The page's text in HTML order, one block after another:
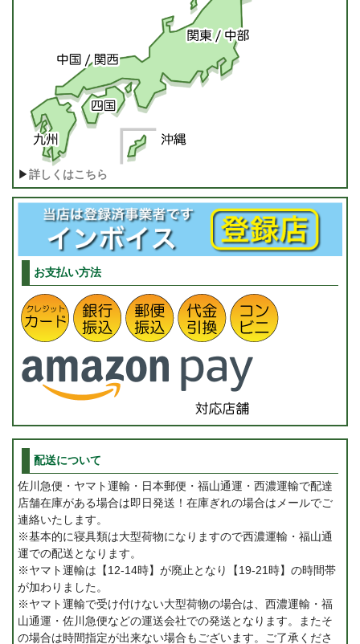
▶詳しくはこちら
お支払い方法
配送について
佐川急便・ヤマト運輸・日本郵便・福山通運・西濃運輸で配達
店舗在庫がある場合は即日発送！在庫ぎれの場合はメールでご
連絡いたします。
※基本的に寝具類は大型荷物になりますので西濃運輸・福山通
運での配送となります。
※ヤマト運輸は【12-14時】が廃止となり【19-21時】の時間帯
が加わりました。
※ヤマト運輸で受け付けない大型荷物の場合は、西濃運輸・福
山通運・佐川急便などの運送会社での発送となります。またそ
の場合は時間指定が出来ない場合もございます。ご了承くださ